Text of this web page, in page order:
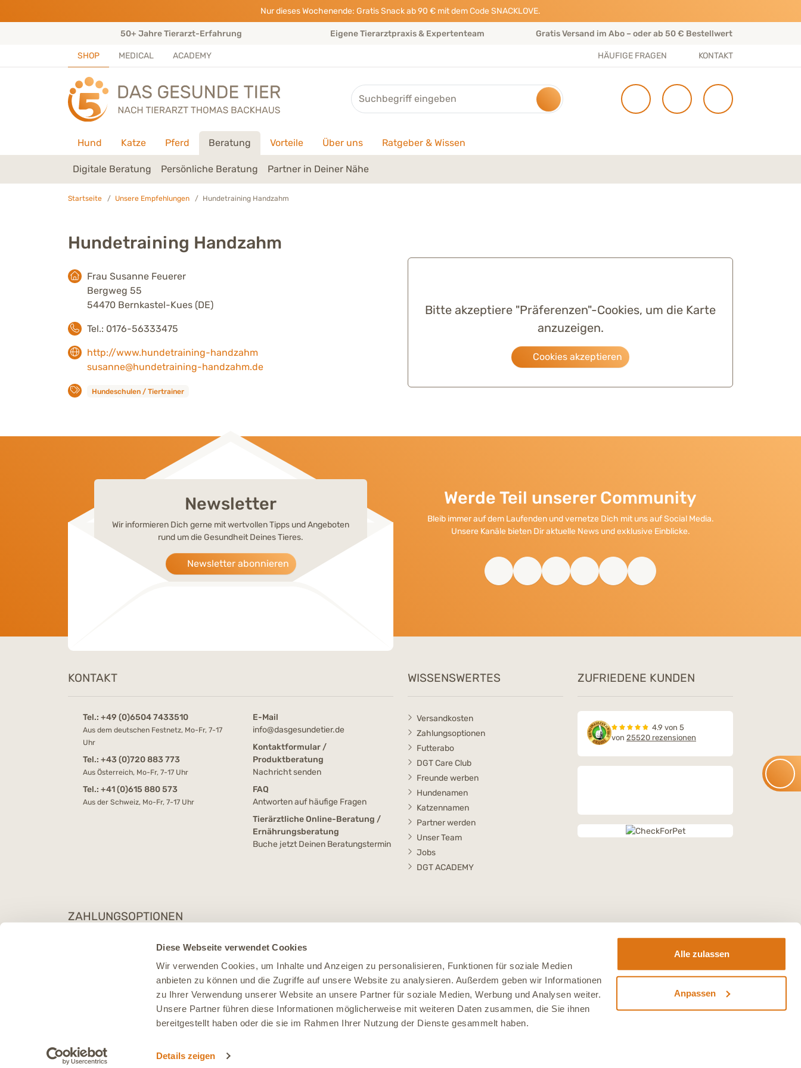
Diese Webseite verwendet Cookies
Wir verwenden Cookies, um Inhalte und Anzeigen zu personalisieren, Funktionen für soziale Medien
anbieten zu können und die Zugriffe auf unsere Website zu analysieren. Außerdem geben wir Informationen
zu Ihrer Verwendung unserer Website an unsere Partner für soziale Medien, Werbung und Analysen weiter.
Unsere Partner führen diese Informationen möglicherweise mit weiteren Daten zusammen, die Sie ihnen
bereitgestellt haben oder die sie im Rahmen Ihrer Nutzung der Dienste gesammelt haben.
Details zeigen
Alle zulassen
Anpassen
Nur dieses Wochenende: Gratis Snack ab 90 € mit dem Code SNACKLOVE.
50+ Jahre Tierarzt-Erfahrung Eigene Tierarztpraxis & Expertenteam Gratis Versand im Abo – oder ab 50 € Bestellwert
SHOP MEDICAL ACADEMY HÄUFIGE FRAGEN KONTAKT
Suche
Hund Katze Pferd Beratung Vorteile Über uns Ratgeber & Wissen
Digitale Beratung Persönliche Beratung Partner in Deiner Nähe
Startseite Unsere Empfehlungen Hundetraining Handzahm
Hundetraining Handzahm
Frau Susanne Feuerer
Bergweg 55
54470 Bernkastel-Kues (DE)
Tel.: 0176-56333475
http://www.hundetraining-handzahm
susanne@hundetraining-handzahm.de
Hundeschulen / Tiertrainer
Bitte akzeptiere "Präferenzen"-Cookies, um die Karte
anzuzeigen.
Cookies akzeptieren
Newsletter
Wir informieren Dich gerne mit wertvollen Tipps und Angeboten
rund um die Gesundheit Deines Tieres.
Newsletter abonnieren
Werde Teil unserer Community
Bleib immer auf dem Laufenden und vernetze Dich mit uns auf Social Media.
Unsere Kanäle bieten Dir aktuelle News und exklusive Einblicke.
KONTAKT
Tel.: +49 (0)6504 7433510
Aus dem deutschen Festnetz, Mo-Fr, 7-17
Uhr
Tel.: +43 (0)720 883 773
Aus Österreich, Mo-Fr, 7-17 Uhr
Tel.: +41 (0)615 880 573
Aus der Schweiz, Mo-Fr, 7-17 Uhr
E-Mail
info@dasgesundetier.de
Kontaktformular /
Produktberatung
Nachricht senden
FAQ
Antworten auf häufige Fragen
Tierärztliche Online-Beratung /
Ernährungsberatung
Buche jetzt Deinen Beratungstermin
WISSENSWERTES
Versandkosten
Zahlungsoptionen
Futterabo
DGT Care Club
Freunde werben
Hundenamen
Katzennamen
Partner werden
Unser Team
Jobs
DGT ACADEMY
ZUFRIEDENE KUNDEN
4.9 von 5
von 25520 rezensionen
ZAHLUNGSOPTIONEN
Impressum Datenschutz Widerruf AGB Cookie Einstellungen